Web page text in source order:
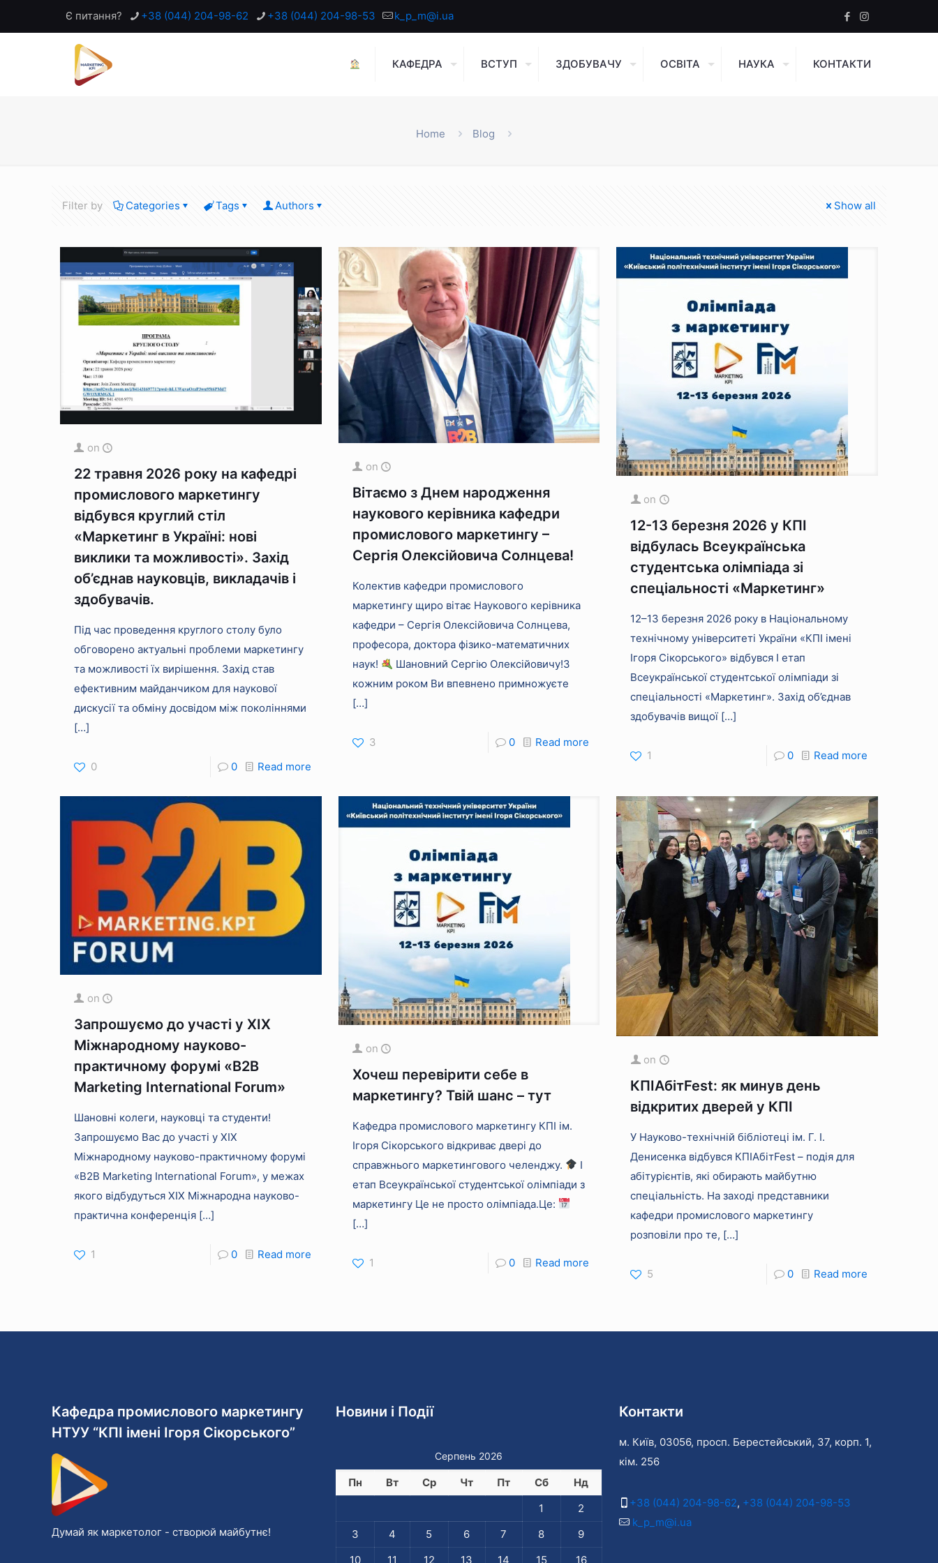
Є питання? +38 (044) 204-98-62 +38 (044) 204-98-53 k_p_m@i.ua
КАФЕДРА ВСТУП ЗДОБУВАЧУ ОСВІТА НАУКА КОНТАКТИ
Home Blog
Filter by Categories Tags Authors Show all
on
22 травня 2026 року на кафедрі
промислового маркетингу
відбувся круглий стіл
«Маркетинг в Україні: нові
виклики та можливості». Захід
об’єднав науковців, викладачів і
здобувачів.
Під час проведення круглого столу було
обговорено актуальні проблеми маркетингу
та можливості їх вирішення. Захід став
ефективним майданчиком для наукової
дискусії та обміну досвідом між поколіннями
[…]
0 0 Read more
on
Вітаємо з Днем народження
наукового керівника кафедри
промислового маркетингу –
Сергія Олексійовича Солнцева!
Колектив кафедри промислового
маркетингу щиро вітає Наукового керівника
кафедри – Сергія Олексійовича Солнцева,
професора, доктора фізико-математичних
наук!
Шановний Сергію Олексійовичу!З
кожним роком Ви впевнено примножуєте
[…]
3 0 Read more
on
12-13 березня 2026 у КПІ
відбулась Всеукраїнська
студентська олімпіада зі
спеціальності «Маркетинг»
12–13 березня 2026 року в Національному
технічному університеті України «КПІ імені
Ігоря Сікорського» відбувся І етап
Всеукраїнської студентської олімпіади зі
спеціальності «Маркетинг». Захід об’єднав
здобувачів вищої […]
1 0 Read more
on
Запрошуємо до участі у ХІХ
Міжнародному науково-
практичному форумі «B2B
Marketing International Forum»
Шановні колеги, науковці та студенти!
Запрошуємо Вас до участі у ХІХ
Міжнародному науково-практичному форумі
«B2B Marketing International Forum», у межах
якого відбудуться ХІХ Міжнародна науково-
практична конференція[…]
1 0 Read more
on
Хочеш перевірити себе в
маркетингу? Твій шанс – тут
Кафедра промислового маркетингу КПІ ім.
Ігоря Сікорського відкриває двері до
справжнього маркетингового челенджу.
I
етап Всеукраїнської студентської олімпіади з
маркетингу Це не просто олімпіада.Це:
[…]
1 0 Read more
on
КПІАбітFest: як минув день
відкритих дверей у КПІ
У Науково-технічній бібліотеці ім. Г. І.
Денисенка відбувся КПІАбітFest – подія для
абітурієнтів, які обирають майбутню
спеціальність. На заході представники
кафедри промислового маркетингу
розповіли про те, […]
5 0 Read more
Кафедра промислового маркетингу
НТУУ “КПІ імені Ігоря Сікорського”
Думай як маркетолог - cтворюй майбутнє!
Новини і Події
Серпень 2026
Пн Вт Ср Чт Пт Сб
Нд
1
2
3
4 5 6 7 8
9
10
11 12 13 14 15 16
Контакти
м. Київ, 03056, просп. Берестейський, 37, корп. 1,
кім. 256
+38 (044) 204-98-62, +38 (044) 204-98-53
k_p_m@i.ua